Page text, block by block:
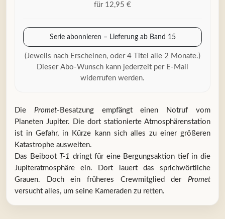
für 12,95 €
Serie abonnieren – Lieferung ab Band 15
(Jeweils nach Erscheinen, oder 4 Titel alle 2 Monate.)
Dieser Abo-Wunsch kann jederzeit per E-Mail
widerrufen werden.
Die Promet-Besatzung empfängt einen Notruf vom
Planeten Jupiter. Die dort stationierte Atmosphärenstation
ist in Gefahr, in Kürze kann sich alles zu einer größeren
Katastrophe ausweiten.
Das Beiboot T-1 dringt für eine Bergungsaktion tief in die
Jupiteratmosphäre ein. Dort lauert das sprichwörtliche
Grauen. Doch ein früheres Crewmitglied der Promet
versucht alles, um seine Kameraden zu retten.